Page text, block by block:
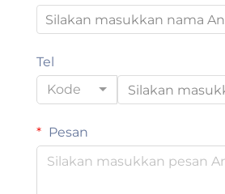
Tel
Kode
Pesan